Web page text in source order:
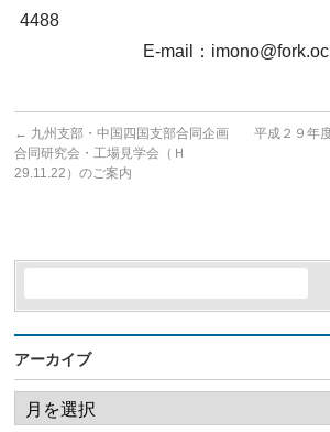
4488
E-mail：
← 九州支部・中国四国支部合同企画
合同研究会・工場見学会（Ｈ
29.11.22）のご案内
平成２９年
アーカイブ
ア
ー
カ